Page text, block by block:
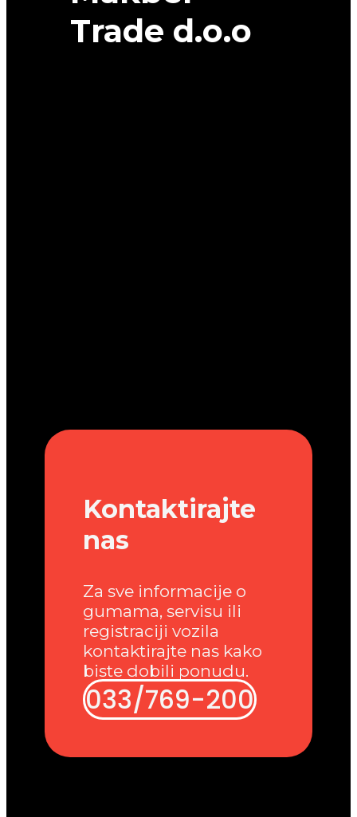
Trade d.o.o
Kontaktirajte
nas
Za sve informacije o
gumama, servisu ili
registraciji vozila
kontaktirajte nas kako
biste dobili ponudu.
033/769-200